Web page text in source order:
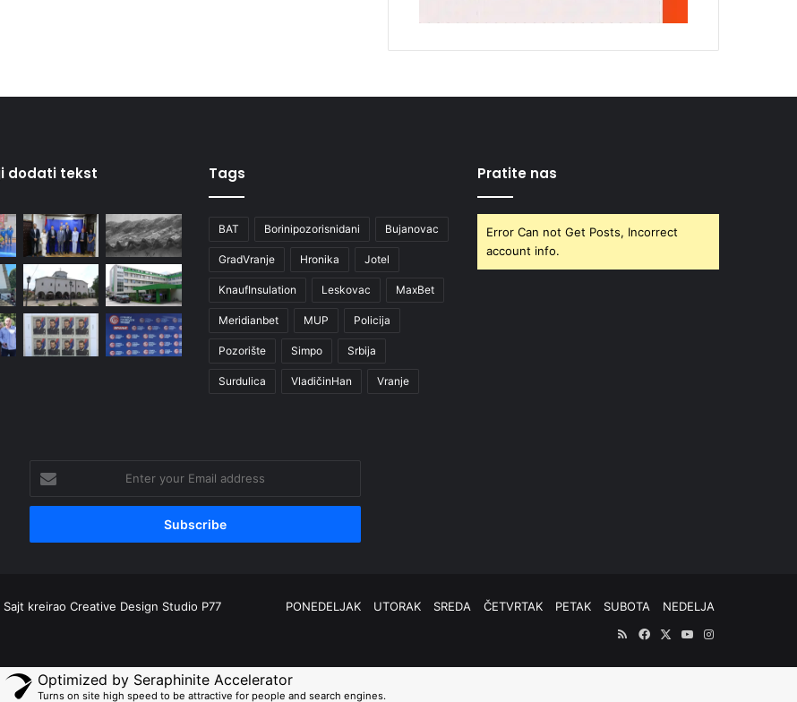
dodati tekst Tags
BAT Borinipozorisnidani Bujanovac
GradVranje Hronika Jotel
KnaufInsulation Leskovac MaxBet
Meridianbet MUP Policija
Pozorište Simpo Srbija
Surdulica VladičinHan Vranje
Pratite nas
Error Can not Get Posts, Incorrect
account info.
your
Email
Sajt kreirao Creative Design Studio P77 PONEDELJAK UTORAK SREDA ČETVRTAK PETAK SUBOTA
NEDELJA
RSSFacebook
X YouTubeInstagram
Optimized by Seraphinite Accelerator
Turns on site high speed to be attractive for people and search engines.